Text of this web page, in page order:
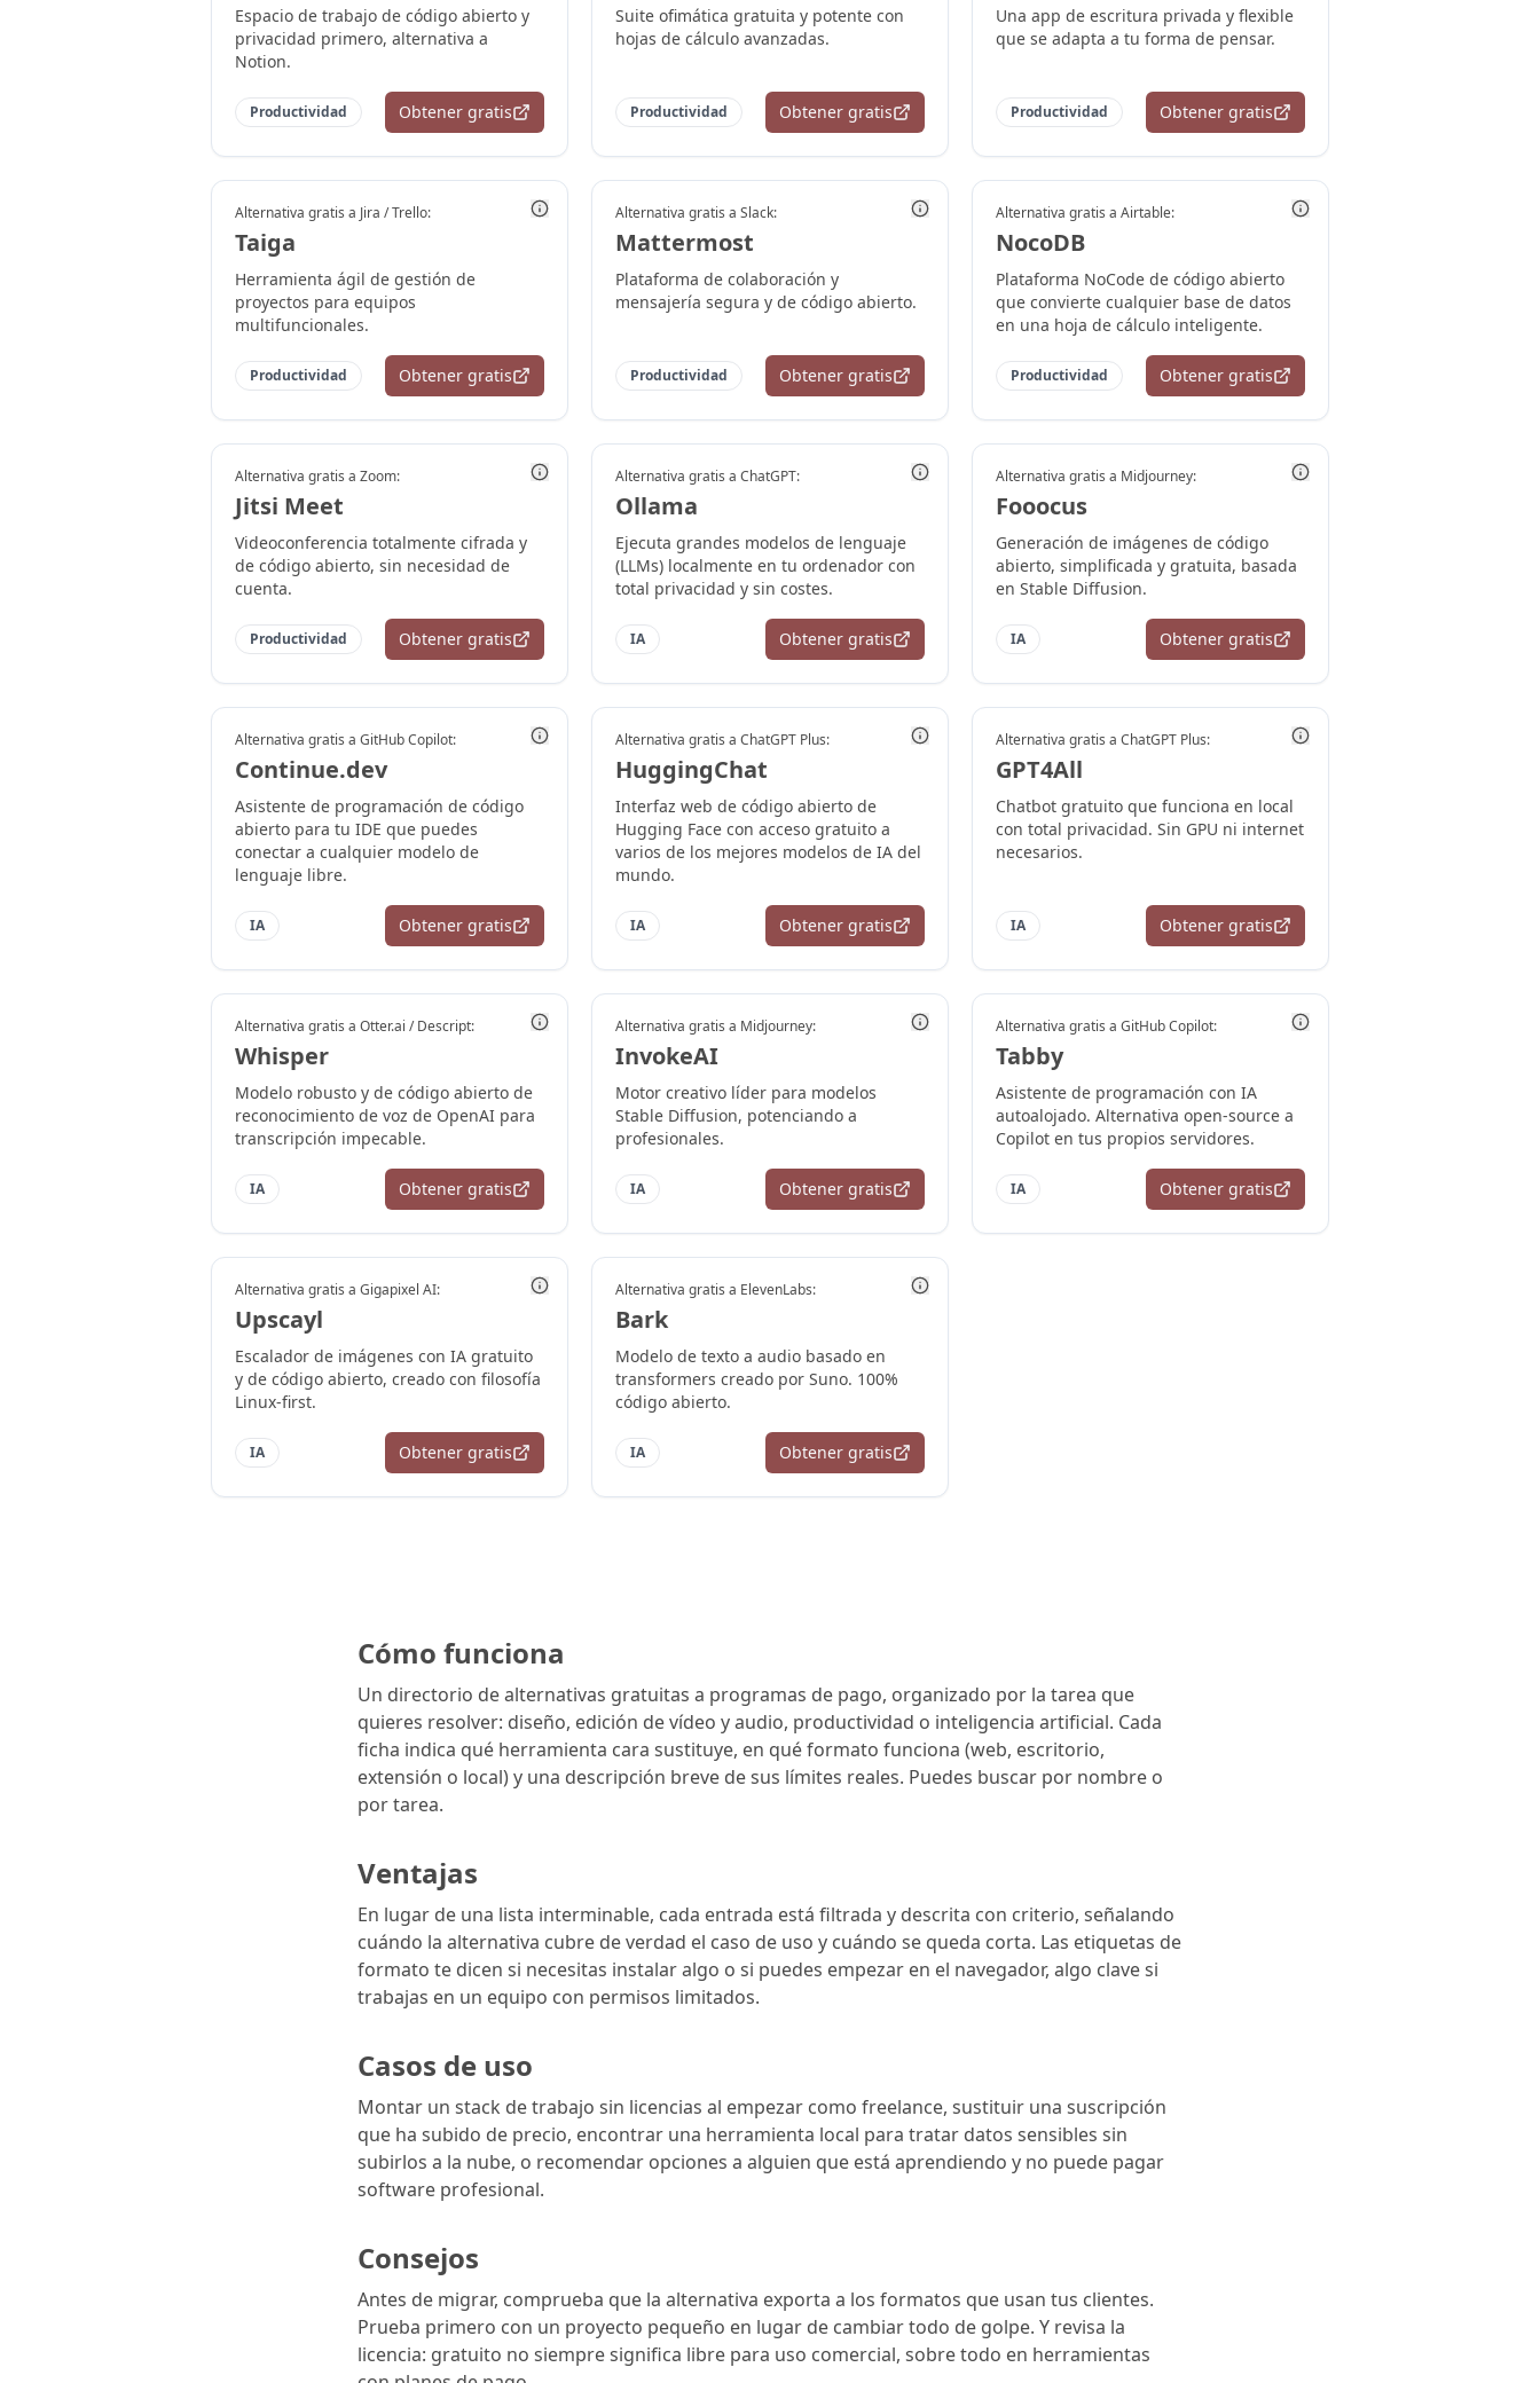
Espacio de trabajo de código abierto y
privacidad primero, alternativa a
Notion.
Productividad Obtener gratis
Suite ofimática gratuita y potente con
hojas de cálculo avanzadas.
Productividad Obtener gratis
Una app de escritura privada y flexible
que se adapta a tu forma de pensar.
Productividad Obtener gratis
Alternativa gratis a Jira / Trello:
Taiga
Herramienta ágil de gestión de
proyectos para equipos
multifuncionales.
Productividad Obtener gratis
Alternativa gratis a Slack:
Mattermost
Plataforma de colaboración y
mensajería segura y de código abierto.
Productividad Obtener gratis
Alternativa gratis a Airtable:
NocoDB
Plataforma NoCode de código abierto
que convierte cualquier base de datos
en una hoja de cálculo inteligente.
Productividad Obtener gratis
Alternativa gratis a Zoom:
Jitsi Meet
Videoconferencia totalmente cifrada y
de código abierto, sin necesidad de
cuenta.
Productividad Obtener gratis
Alternativa gratis a ChatGPT:
Ollama
Ejecuta grandes modelos de lenguaje
(LLMs) localmente en tu ordenador con
total privacidad y sin costes.
IA Obtener gratis
Alternativa gratis a Midjourney:
Fooocus
Generación de imágenes de código
abierto, simplificada y gratuita, basada
en Stable Diffusion.
IA Obtener gratis
Alternativa gratis a GitHub Copilot:
Continue.dev
Asistente de programación de código
abierto para tu IDE que puedes
conectar a cualquier modelo de
lenguaje libre.
IA Obtener gratis
Alternativa gratis a ChatGPT Plus:
HuggingChat
Interfaz web de código abierto de
Hugging Face con acceso gratuito a
varios de los mejores modelos de IA del
mundo.
IA Obtener gratis
Alternativa gratis a ChatGPT Plus:
GPT4All
Chatbot gratuito que funciona en local
con total privacidad. Sin GPU ni internet
necesarios.
IA Obtener gratis
Alternativa gratis a Otter.ai / Descript:
Whisper
Modelo robusto y de código abierto de
reconocimiento de voz de OpenAI para
transcripción impecable.
IA Obtener gratis
Alternativa gratis a Midjourney:
InvokeAI
Motor creativo líder para modelos
Stable Diffusion, potenciando a
profesionales.
IA Obtener gratis
Alternativa gratis a GitHub Copilot:
Tabby
Asistente de programación con IA
autoalojado. Alternativa open-source a
Copilot en tus propios servidores.
IA Obtener gratis
Alternativa gratis a Gigapixel AI:
Upscayl
Escalador de imágenes con IA gratuito
y de código abierto, creado con filosofía
Linux-first.
IA Obtener gratis
Alternativa gratis a ElevenLabs:
Bark
Modelo de texto a audio basado en
transformers creado por Suno. 100%
código abierto.
IA Obtener gratis
Cómo funciona
Un directorio de alternativas gratuitas a programas de pago, organizado por la tarea que
quieres resolver: diseño, edición de vídeo y audio, productividad o inteligencia artificial. Cada
ficha indica qué herramienta cara sustituye, en qué formato funciona (web, escritorio,
extensión o local) y una descripción breve de sus límites reales. Puedes buscar por nombre o
por tarea.
Ventajas
En lugar de una lista interminable, cada entrada está filtrada y descrita con criterio, señalando
cuándo la alternativa cubre de verdad el caso de uso y cuándo se queda corta. Las etiquetas de
formato te dicen si necesitas instalar algo o si puedes empezar en el navegador, algo clave si
trabajas en un equipo con permisos limitados.
Casos de uso
Montar un stack de trabajo sin licencias al empezar como freelance, sustituir una suscripción
que ha subido de precio, encontrar una herramienta local para tratar datos sensibles sin
subirlos a la nube, o recomendar opciones a alguien que está aprendiendo y no puede pagar
software profesional.
Consejos
Antes de migrar, comprueba que la alternativa exporta a los formatos que usan tus clientes.
Prueba primero con un proyecto pequeño en lugar de cambiar todo de golpe. Y revisa la
licencia: gratuito no siempre significa libre para uso comercial, sobre todo en herramientas